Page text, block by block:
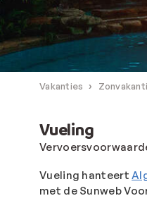
Aanbiedingen
Extra services
Vakanties
Vueling
Vueling hanteert
met de Sunweb